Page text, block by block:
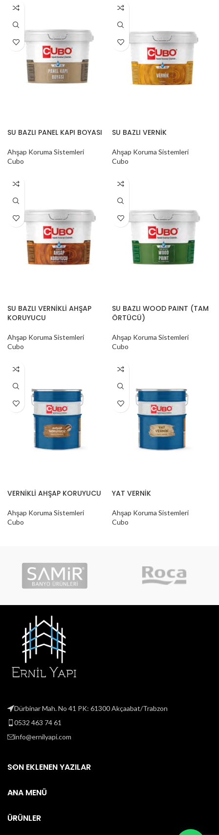
SU BAZLI PANEL KAPI BOYASI
Ahşap Koruma Sistemleri
Cubo
SU BAZLI VERNİK
Ahşap Koruma Sistemleri
Cubo
SU BAZLI VERNİKLİ AHŞAP
KORUYUCU
Ahşap Koruma Sistemleri
Cubo
SU BAZLI WOOD PAINT (TAM
ÖRTÜCÜ)
Ahşap Koruma Sistemleri
Cubo
VERNİKLİ AHŞAP KORUYUCU
Ahşap Koruma Sistemleri
Cubo
YAT VERNİK
Ahşap Koruma Sistemleri
Cubo
Dürbinar Mah. No 41 PK: 61300 Akçaabat/Trabzon
0532 463 74 61
info@ernilyapi.com
SON EKLENEN YAZILAR
ANA MENÜ
ÜRÜNLER